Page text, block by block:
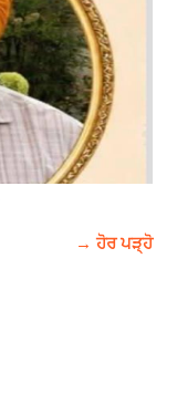
→ ਹੋਰ ਪੜ੍ਹੋ